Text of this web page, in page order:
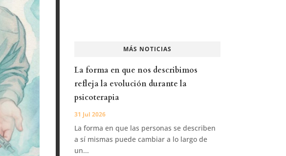
MÁS NOTICIAS
La forma en que nos describimos
refleja la evolución durante la
psicoterapia
31 Jul 2026
La forma en que las personas se describen
a sí mismas puede cambiar a lo largo de
un...